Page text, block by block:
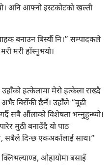
अनि आफ्नो इस्टकोटको खल्ती
बनाउन बिर्स्यौ नि।” सम्पादकले
मरी हाँस्नुभयो।
हत्केलामा मेरो हत्केला राख्दै
बिर्सेकी छैनँ। उहाँले “बूढी
सबै औंलाको विशेषता भन्‍नुहुन्थ्यो।
मुठी बनाउँदै यो पाठ
सबैले दिन्छ एकअर्कालाई साथ।”
ओहायोमा बसाइँ